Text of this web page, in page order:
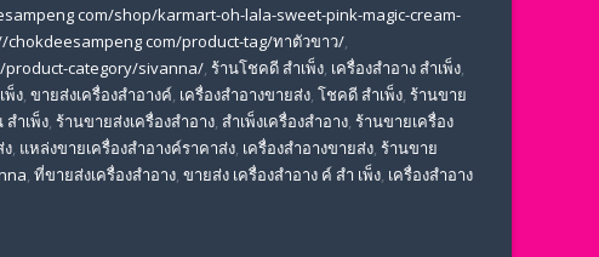
com/shop/karmart-oh-lala-sweet-pink-magic-cream-
chokdeesampeng com/product-tag/ทาตัวขาว/,
category/sivanna/, ร้านโชคดี สําเพ็ง, เครื่องสำอาง สำเพ็ง,
พ็ง, ขายส่งเครื่องสำอางค์, เครื่องสำอางขายส่ง, โชคดี สําเพ็ง, ร้านขาย
าเพ็ง, ร้านขายส่งเครื่องสำอาง, สําเพ็งเครื่องสําอาง, ร้านขายเครื่อง
ง, แหล่งขายเครื่องสําอางค์ราคาส่ง, เครื่องสําอางขายส่ง, ร้านขาย
, ที่ขายส่งเครื่องสําอาง, ขายส่ง เครื่องสำอาง ค์ สำ เพ็ง, เครื่องสำอาง